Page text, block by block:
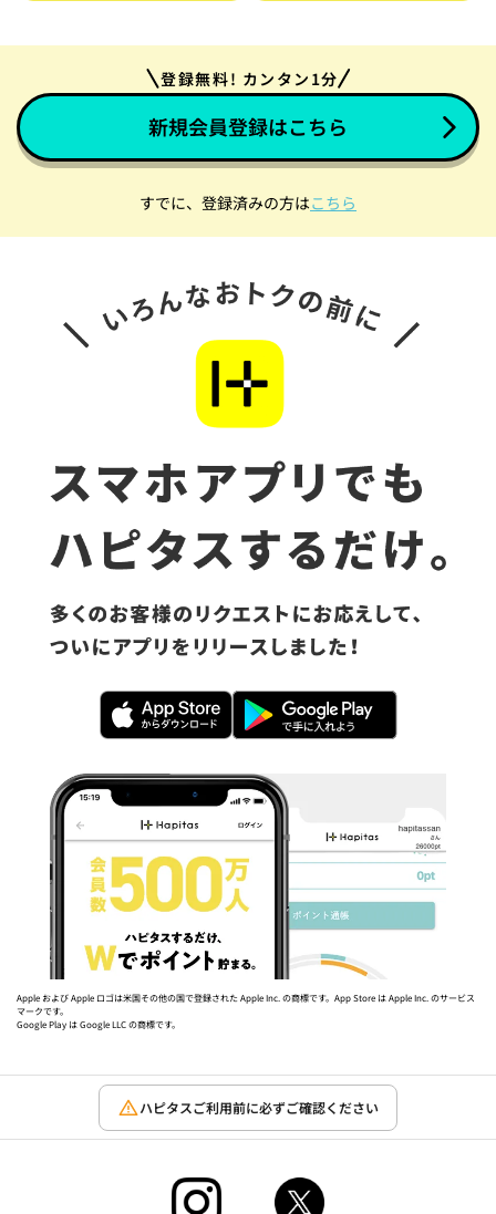
登録無料! カンタン1分
新規会員登録はこちら
すでに、登録済みの方はこちら
Apple および Apple ロゴは米国その他の国で登録された Apple Inc. の商標です。App Store は Apple Inc. のサービス
マークです。
Google Play は Google LLC の商標です。
ハピタスご利用前に必ずご確認ください